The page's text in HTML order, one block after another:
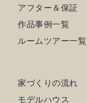
アフター＆保証
作品事例一覧
ルームツアー一覧
家づくりの流れ
モデルハウス